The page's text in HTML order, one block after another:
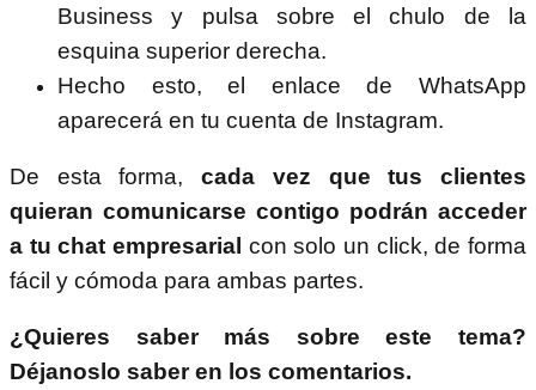
Business y pulsa sobre el chulo de la
esquina superior derecha.
Hecho esto, el enlace de WhatsApp
aparecerá en tu cuenta de Instagram.
De esta forma,cada vez que tus clientes
quieran comunicarse contigo podrán acceder
a tu chat empresarial con solo un click, de forma
fácil y cómoda para ambas partes.
¿Quieres saber más sobre este tema?
Déjanoslo saber en los comentarios.